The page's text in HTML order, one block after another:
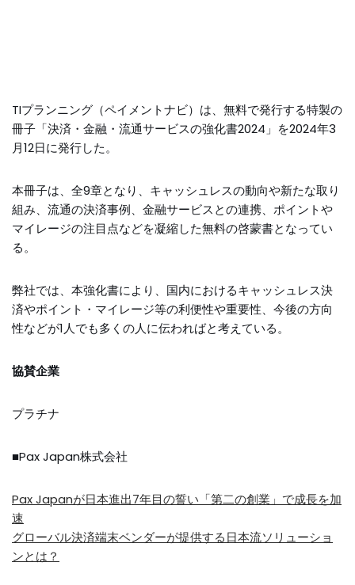
TIプランニング（ペイメントナビ）は、無料で発行する特製の
冊子「決済・金融・流通サービスの強化書2024」を2024年3
月12日に発行した。
本冊子は、全9章となり、キャッシュレスの動向や新たな取り
組み、流通の決済事例、金融サービスとの連携、ポイントや
マイレージの注目点などを凝縮した無料の啓蒙書となってい
る。
弊社では、本強化書により、国内におけるキャッシュレス決
済やポイント・マイレージ等の利便性や重要性、今後の方向
性などが1人でも多くの人に伝わればと考えている。
協賛企業
プラチナ
■Pax Japan株式会社
Pax Japanが日本進出7年目の誓い「第二の創業」で成長を加
速
グローバル決済端末ベンダーが提供する日本流ソリューショ
ンとは？